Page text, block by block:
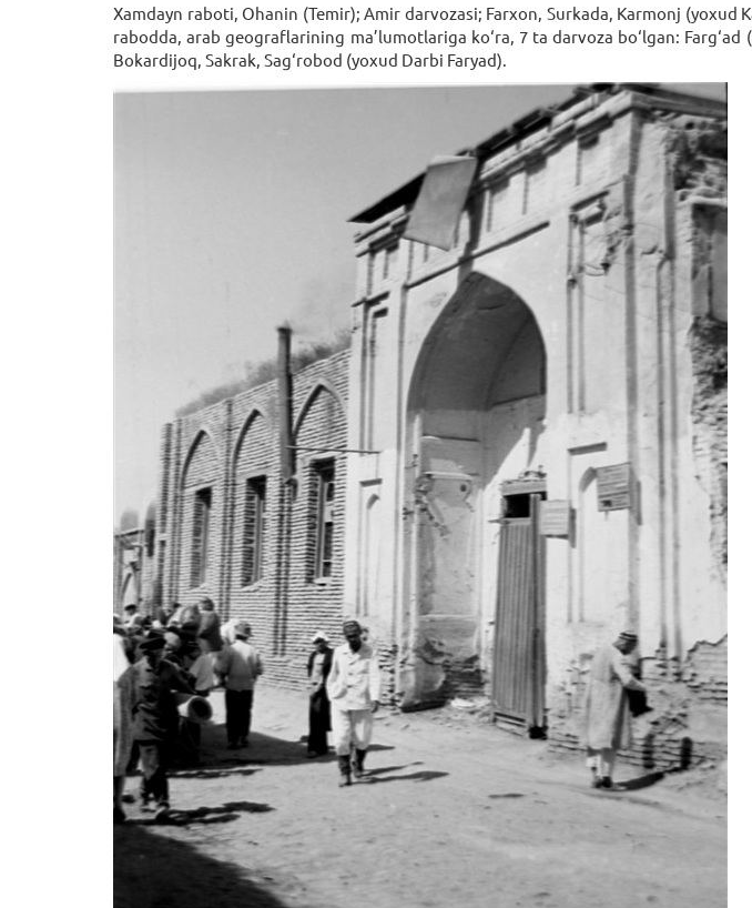
Xamdayn raboti, Ohanin (Temir); Amir darvozasi; Farxon, Surkada, Karmonj (yoxud
rabodda, arab geograflarining ma’lumotlariga ko‘ra, 7 ta darvoza bo‘lgan:
Bokardijoq, Sakrak, Sag‘robod (yoxud Darbi Faryad).